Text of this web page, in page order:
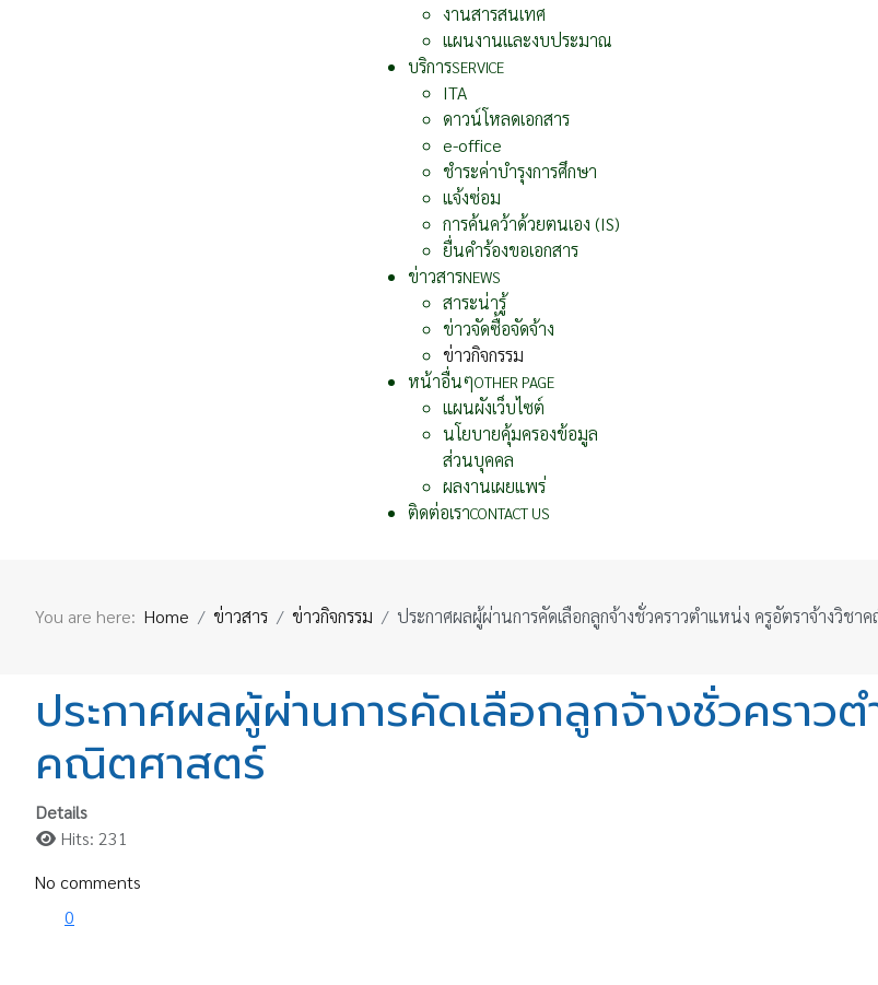
งานสารสนเทศ
แผนงานและงบประมาณ
บริการSERVICE
ITA
ดาวน์โหลดเอกสาร
e-office
ชำระค่าบำรุงการศึกษา
แจ้งซ่อม
การค้นคว้าด้วยตนเอง (IS)
ยื่นคำร้องขอเอกสาร
ข่าวสารNEWS
สาระน่ารู้
ข่าวจัดซื้อจัดจ้าง
ข่าวกิจกรรม
หน้าอื่นๆOTHER PAGE
แผนผังเว็บไซต์
นโยบายคุ้มครองข้อมูล
ส่วนบุคคล
ผลงานเผยแพร่
ติดต่อเราCONTACT US
You are here: Home ข่าวสาร ข่าวกิจกรรม ประกาศผลผู้ผ่านการคัดเลือกลูกจ้างชั่วคราวตำแหน่ง ครูอัตราจ้างวิชา
ประกาศผลผู้ผ่านการคัดเลือกลูกจ้างชั่วคราว
คณิตศาสตร์
Details
Hits: 231
No comments
0